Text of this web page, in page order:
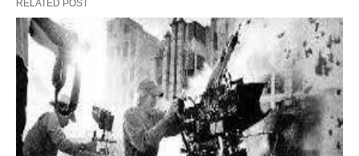
RELATED POST